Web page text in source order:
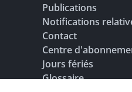
Publications
Notifications
Contact
Centre
Jours fériés
Glossaire